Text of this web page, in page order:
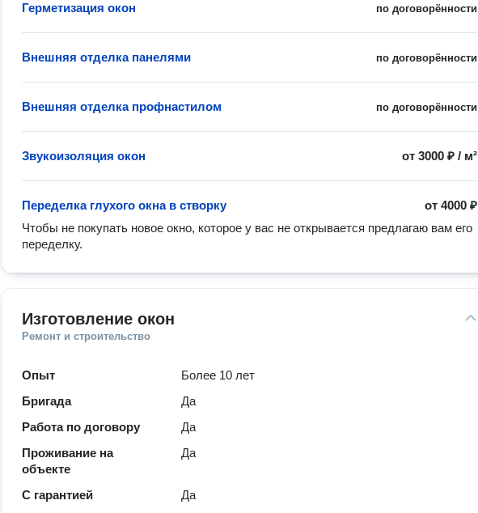
по договорённости
Герметизация окон
по договорённости
Внешняя отделка панелями
по договорённости
Внешняя отделка профнастилом
от3000 ₽ / м²
Звукоизоляция окон
от4000 ₽
Переделка глухого окна в створку
Чтобы не покупать новое окно, которое у вас не открывается предлагаю вам его
переделку.
Изготовление окон
Ремонт и строительство
Опыт
Более 10 лет
Бригада
Да
Работа по договору
Да
Проживание на
объекте
Да
С гарантией
Да